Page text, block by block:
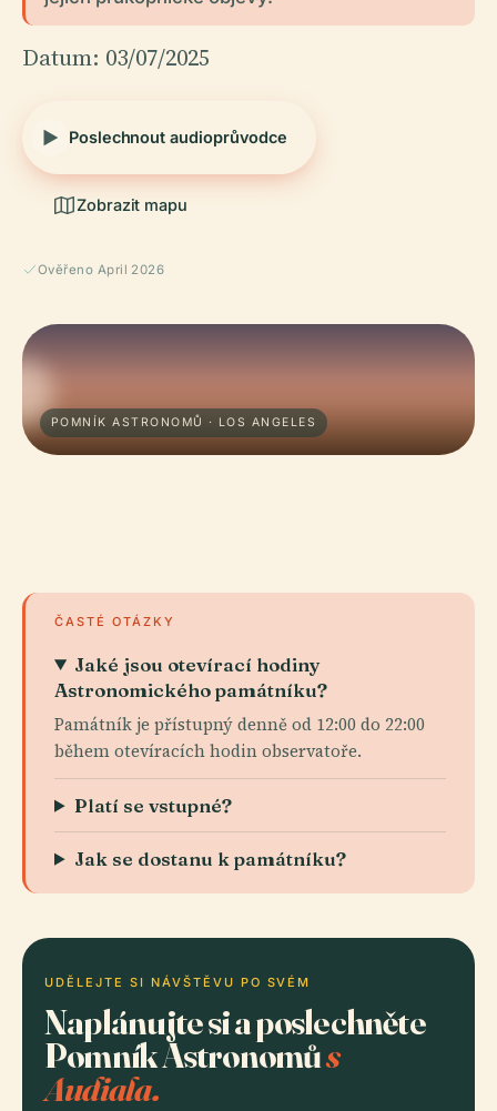
Datum: 03/07/2025
Poslechnout audioprůvodce
Zobrazit mapu
Ověřeno April 2026
POMNÍK ASTRONOMŮ · LOS ANGELES
ČASTÉ OTÁZKY
Jaké jsou otevírací hodiny
Astronomického památníku?
Památník je přístupný denně od 12:00 do 22:00
během otevíracích hodin observatoře.
Platí se vstupné?
Jak se dostanu k památníku?
UDĚLEJTE SI NÁVŠTĚVU PO SVÉM
Naplánujte si a poslechněte
Pomník Astronomůs
Audiala.